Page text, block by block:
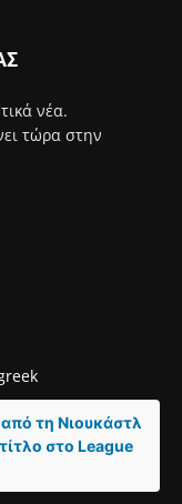
νέα.
τώρα στην
τη Νιουκάστλ
στο League